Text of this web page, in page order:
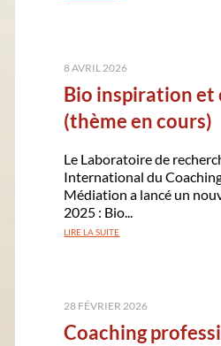
8 AVRIL 2026
Bio inspiration et
(thème en cours)
Le Laboratoire de
International du
Médiation a lancé un
2025 : Bio...
LIRE LA SUITE
28 FÉVRIER 2026
Coaching